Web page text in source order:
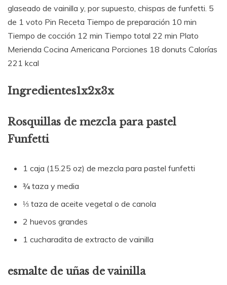
glaseado de vainilla y, por supuesto, chispas de funfetti. 5
de 1 voto Pin Receta Tiempo de preparación 10 min
Tiempo de cocción 12 min Tiempo total 22 min Plato
Merienda Cocina Americana Porciones 18 donuts Calorías
221 kcal
Ingredientes1x2x3x
Rosquillas de mezcla para pastel
Funfetti
1 caja (15.25 oz) de mezcla para pastel funfetti
¾ taza y media
⅓ taza de aceite vegetal o de canola
2 huevos grandes
1 cucharadita de extracto de vainilla
esmalte de uñas de vainilla